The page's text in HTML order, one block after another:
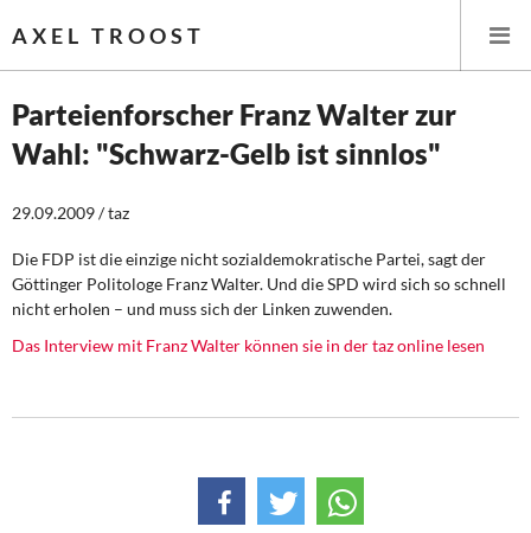
AXEL TROOST
Startseite
Themen
Leitlinien linker Wirtschafts- und Finanzpolitik
Eurokrise und Griechenland
Parteienforscher Franz Walter zur
Wahl: "Schwarz-Gelb ist sinnlos"
29.09.2009 / taz
Die FDP ist die einzige nicht sozialdemokratische Partei, sagt der
Göttinger Politologe Franz Walter. Und die SPD wird sich so schnell
nicht erholen – und muss sich der Linken zuwenden.
Das Interview mit Franz Walter können sie in der taz online lesen